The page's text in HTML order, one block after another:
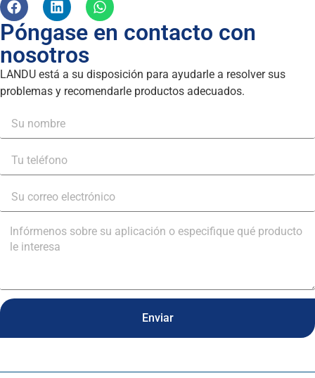
Póngase en contacto con
nosotros
LANDU está a su disposición para ayudarle a resolver sus
problemas y recomendarle productos adecuados.
Enviar